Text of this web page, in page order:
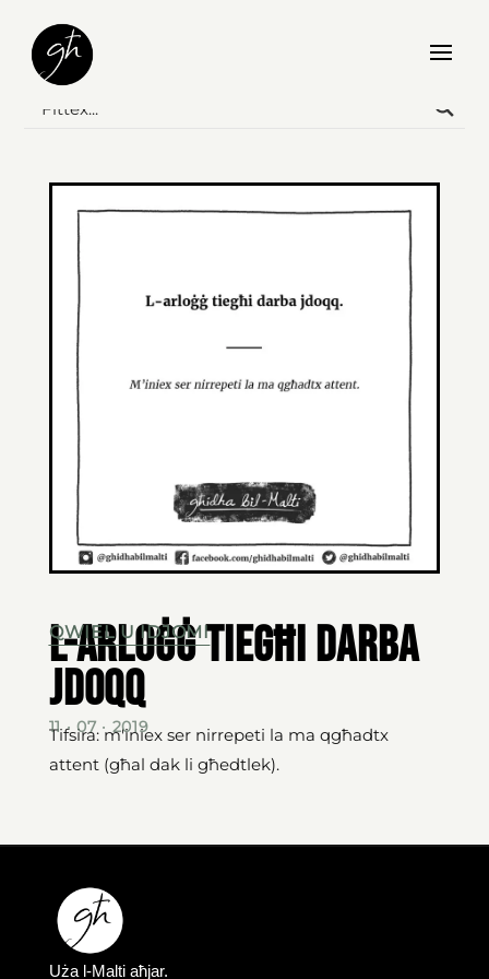
QWIEL U IDJOMI
L-arloġġ tiegħi darba
jdoqq
11 · 07 · 2019
Tifsira: m'iniex ser nirrepeti la ma qgħadtx
attent (għal dak li għedtlek).
Uża l-Malti aħjar.